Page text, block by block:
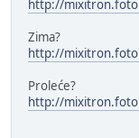
http://
Zima?
http://
Proleće?
http://